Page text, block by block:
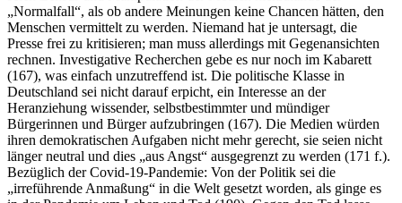
„Normalfall“, als ob andere Meinungen keine Chancen hätten, den
Menschen vermittelt zu werden. Niemand hat je untersagt, die
Presse frei zu kritisieren; man muss allerdings mit Gegenansichten
rechnen. Investigative Recherchen gebe es nur noch im Kabarett
(167), was einfach unzutreffend ist. Die politische Klasse in
Deutschland sei nicht darauf erpicht, ein Interesse an der
Heranziehung wissender, selbstbestimmter und mündiger
Bürgerinnen und Bürger aufzubringen (167). Die Medien würden
ihren demokratischen Aufgaben nicht mehr gerecht, sie seien nicht
länger neutral und dies „aus Angst“ ausgegrenzt zu werden (171 f.).
Bezüglich der Covid-19-Pandemie: Von der Politik sei die
„irreführende Anmaßung“ in die Welt gesetzt worden, als ginge es